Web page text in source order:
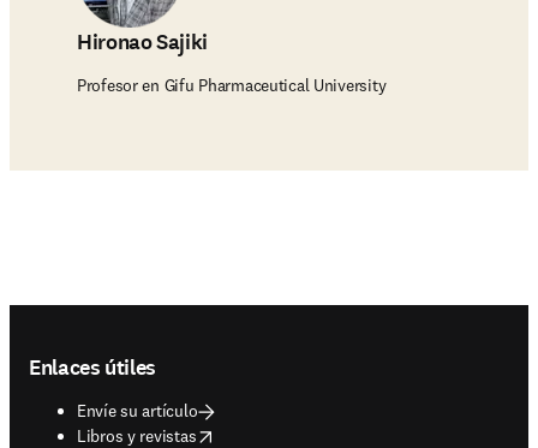
Hironao Sajiki
Profesor en Gifu Pharmaceutical University
Enlaces útiles
Envíe su artículo
Libros y revistas
opens in new tab/window